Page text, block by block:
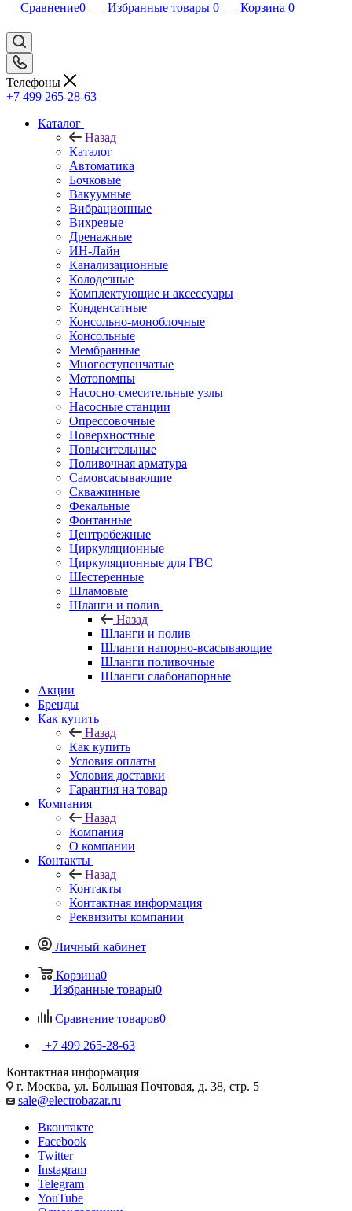
Сравнение0 Избранные товары 0 Корзина 0
Телефоны
+7 499 265-28-63
Каталог
Назад
Каталог
Автоматика
Бочковые
Вакуумные
Вибрационные
Вихревые
Дренажные
ИН-Лайн
Канализационные
Колодезные
Комплектующие и аксессуары
Конденсатные
Консольно-моноблочные
Консольные
Мембранные
Многоступенчатые
Мотопомпы
Насосно-смесительные узлы
Насосные станции
Опрессовочные
Поверхностные
Повысительные
Поливочная арматура
Самовсасывающие
Скважинные
Фекальные
Фонтанные
Центробежные
Циркуляционные
Циркуляционные для ГВС
Шестеренные
Шламовые
Шланги и полив
Назад
Шланги и полив
Шланги напорно-всасывающие
Шланги поливочные
Шланги слабонапорные
Акции
Бренды
Как купить
Назад
Как купить
Условия оплаты
Условия доставки
Гарантия на товар
Компания
Назад
Компания
О компании
Контакты
Назад
Контакты
Контактная информация
Реквизиты компании
Личный кабинет
Корзина0
Избранные товары0
Сравнение товаров0
+7 499 265-28-63
Контактная информация
г. Москва, ул. Большая Почтовая, д. 38, стр. 5
sale@electrobazar.ru
Вконтакте
Facebook
Twitter
Instagram
Telegram
YouTube